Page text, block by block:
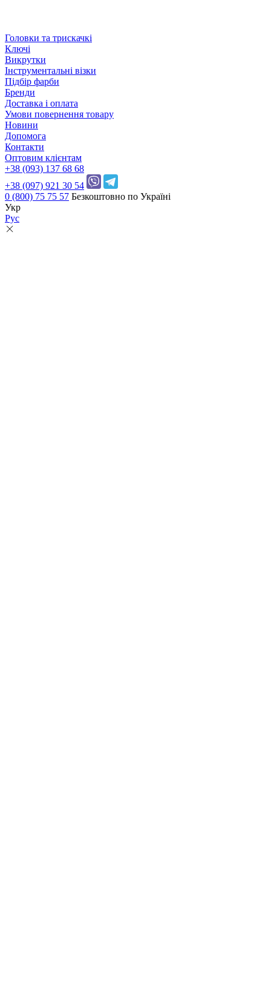
Головки та трискачкі
Ключі
Викрутки
Інструментальні візки
Підбір фарби
Бренди
Доставка і оплата
Умови повернення товару
Новини
Допомога
Контакти
Оптовим клієнтам
+38 (093) 137 68 68
+38 (097) 921 30 54
0 (800) 75 75 57 Безкоштовно по Україні
Укр
Рус